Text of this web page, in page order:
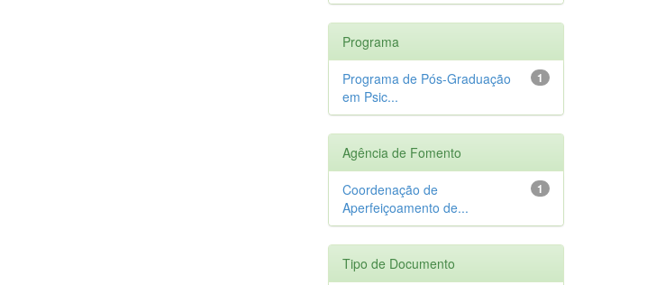
Programa
1
Programa de Pós-Graduação
em Psic...
Agência de Fomento
1
Coordenação de
Aperfeiçoamento de...
Tipo de Documento